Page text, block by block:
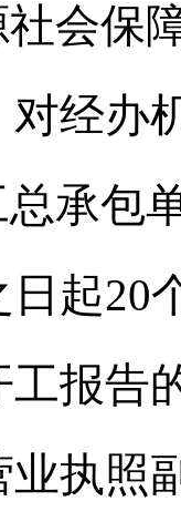
会保
经办
承包
起20
报告
业执照